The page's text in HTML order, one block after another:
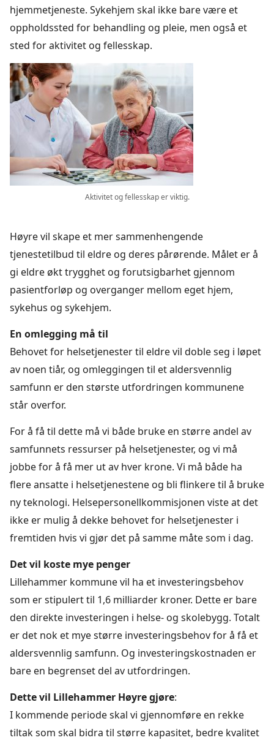
hjemmetjeneste. Sykehjem skal ikke bare være et
oppholdssted for behandling og pleie, men også et
sted for aktivitet og fellesskap.
Aktivitet og fellesskap er viktig.
Høyre vil skape et mer sammenhengende
tjenestetilbud til eldre og deres pårørende. Målet er å
gi eldre økt trygghet og forutsigbarhet gjennom
pasientforløp og overganger mellom eget hjem,
sykehus og sykehjem.
En omlegging må til
Behovet for helsetjenester til eldre vil doble seg i løpet
av noen tiår, og omleggingen til et aldersvennlig
samfunn er den største utfordringen kommunene
står overfor.
For å få til dette må vi både bruke en større andel av
samfunnets ressurser på helsetjenester, og vi må
jobbe for å få mer ut av hver krone. Vi må både ha
flere ansatte i helsetjenestene og bli flinkere til å bruke
ny teknologi. Helsepersonellkommisjonen viste at det
ikke er mulig å dekke behovet for helsetjenester i
fremtiden hvis vi gjør det på samme måte som i dag.
Det vil koste mye penger
Lillehammer kommune vil ha et investeringsbehov
som er stipulert til 1,6 milliarder kroner. Dette er bare
den direkte investeringen i helse- og skolebygg. Totalt
er det nok et mye større investeringsbehov for å få et
aldersvennlig samfunn. Og investeringskostnaden er
bare en begrenset del av utfordringen.
Dette vil Lillehammer Høyre gjøre:
I kommende periode skal vi gjennomføre en rekke
tiltak som skal bidra til større kapasitet, bedre kvalitet